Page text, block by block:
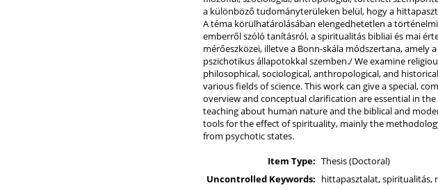
a különböző tudományterüleken belül, hogy a
A téma körülhatárolásában elengedhetetlen a
emberről szóló tanításról, a spiritualitás bibliai és mai
mérőeszközei, illetve a Bonn-skála módszertana,
pszichotikus állapotokkal szemben./ We examine
philosophical, sociological, anthropological, and
various fields of science. This work can give a special,
overview and conceptual clarification are essential in
teaching about human nature and the biblical and
tools for the effect of spirituality, mainly the
from psychotic states.
Item Type: Thesis (Doctoral)
Uncontrolled Keywords: hittapasztalat, spiritualitás,